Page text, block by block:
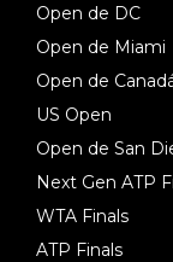
Open de DC
Open de Miami
Open de
US Open
Open de San
Next Gen ATP
WTA Finals
ATP Finals